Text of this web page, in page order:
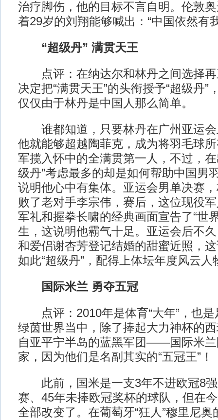
治疗脚伤，他的目标不言自明。伦敦
着29岁的刘翔能够喊出：“中国依然有
“超级丹” 满贯天王
点评：在纳达尔和林丹之间选择再
决定把“满贯天王”的头衔授予“超级丹”
仅仅由于林丹是中国人那么简单。
谁都知道，只要林丹在广州亚运会
他就能够超越陶菲克，成为将羽毛球
军揽入怀中的全满贯第一人，不过，
级丹”考虑最多的却是如何帮助中国男
说明他心中有集体。亚运会男单决赛
败了老对手李宗伟，赛后，这位现役
军礼和握拳长啸的经典画面宣告了“世
生，这说明他霸气十足。亚运会后不
和爱侣谢杏芳登记结婚的甜蜜近照，
如此“超级丹”，配得上体坛年度风云人
国际米兰 勇夺五冠
点评：2010年是体育“大年”，也是
绿茵世界当中，除了捧起大力神杯的
自亚平宁半岛的蓝黑军团——国际米兰
家，因为他们是名副其实的“五冠王”！
此前，国米是一支3年不进欧冠8强
赛、45年未捧欧冠奖杯的球队，但在
全部改变了。在葡萄牙“狂人”穆里尼